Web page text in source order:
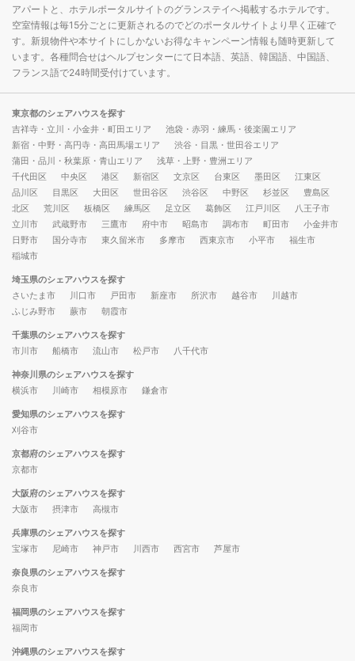
アパートと、ホテルポータルサイトのグランステイへ掲載するホテルです。
空室情報は毎15分ごとに更新されるのでどのポータルサイトより早く正確で
す。新規物件や本サイトにしかないお得なキャンペーン情報も随時更新して
います。各種問合せはヘルプセンターにて日本語、英語、韓国語、中国語、
フランス語で24時間受付けています。
東京都のシェアハウスを探す
吉祥寺・立川・小金井・町田エリア
池袋・赤羽・練馬・後楽園エリア
新宿・中野・高円寺・高田馬場エリア
渋谷・目黒・世田谷エリア
蒲田・品川・秋葉原・青山エリア
浅草・上野・豊洲エリア
千代田区
中央区 港区 新宿区 文京区 台東区 墨田区
江東区
品川区
目黒区 大田区 世田谷区 渋谷区 中野区 杉並区
豊島区
北区
荒川区 板橋区 練馬区 足立区 葛飾区 江戸川区
八王子市
立川市
武蔵野市 三鷹市 府中市 昭島市 調布市 町田市
小金井市
日野市
国分寺市 東久留米市 多摩市 西東京市 小平市
福生市
稲城市
埼玉県のシェアハウスを探す
さいたま市
川口市 戸田市 新座市 所沢市 越谷市
川越市
ふじみ野市
蕨市 朝霞市
千葉県のシェアハウスを探す
市川市
船橋市 流山市 松戸市 八千代市
神奈川県のシェアハウスを探す
横浜市
川崎市 相模原市 鎌倉市
愛知県のシェアハウスを探す
刈谷市
京都府のシェアハウスを探す
京都市
大阪府のシェアハウスを探す
大阪市
摂津市 高槻市
兵庫県のシェアハウスを探す
宝塚市
尼崎市 神戸市 川西市 西宮市 芦屋市
奈良県のシェアハウスを探す
奈良市
福岡県のシェアハウスを探す
福岡市
沖縄県のシェアハウスを探す